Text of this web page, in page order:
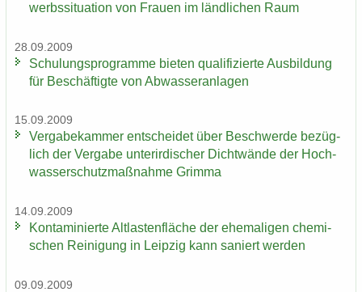
werbs­si­tua­ti­on von Frau­en im länd­li­chen Raum
28.09.2009
Schu­lungs­pro­gram­me bie­ten qua­li­fi­zier­te Aus­bil­dung
für Be­schäf­tig­te von Ab­was­ser­an­la­gen
15.09.2009
Ver­ga­be­kam­mer ent­schei­det über Be­schwer­de be­züg­
lich der Ver­ga­be un­ter­ir­di­scher Dicht­wän­de der Hoch­
was­ser­schutz­maß­nah­me Grim­ma
14.09.2009
Kon­ta­mi­nier­te Alt­las­ten­flä­che der ehe­ma­li­gen che­mi­
schen Rei­ni­gung in Leip­zig kann sa­niert wer­den
09.09.2009